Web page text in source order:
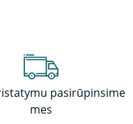
pasirūpinsime
mes